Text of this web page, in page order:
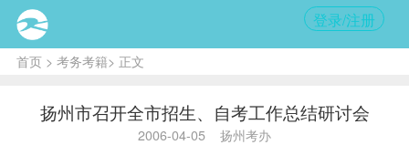
登录/注册
首页> 考务考籍> 正文
扬州市召开全市招生、自考工作总结研讨会
2006-04-05 扬州考办